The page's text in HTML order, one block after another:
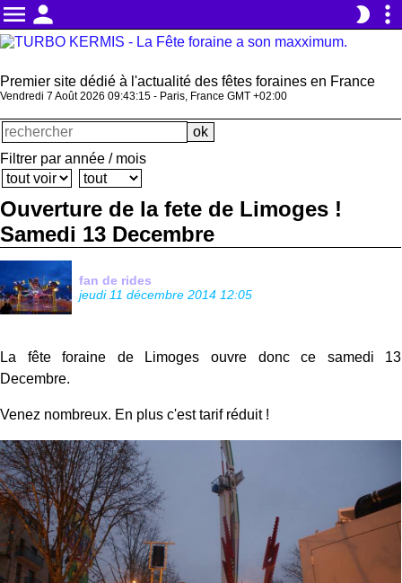
menu person brightness_2 more_vert
Premier site dédié à l'actualité des fêtes foraines en France
Vendredi 7 Août 2026 09:43:16 - Paris, France GMT +02:00
Filtrer par année / mois
Ouverture de la fete de Limoges !
Samedi 13 Decembre
fan de rides
jeudi 11 décembre 2014 12:05
La fête foraine de Limoges ouvre donc ce samedi 13
Decembre.
Venez nombreux. En plus c'est tarif réduit !